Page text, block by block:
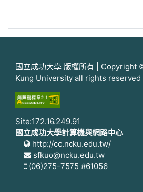
國立成功大學 版權所有 | Copyright
Kung University all rights reserved
Site:172.16.249.91
國立成功大學計算機與網路中心
http://cc.ncku.edu.tw/
sfkuo@ncku.edu.tw
(06)275-7575 #61056